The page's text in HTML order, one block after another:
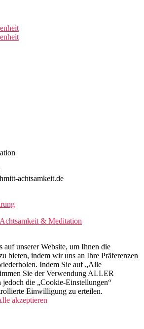
achtsamkeit.de
& Meditation
auf unserer Website, um Ihnen die
bieten, indem wir uns an Ihre Präferenzen
Indem Sie auf „Alle
Sie der Verwendung ALLER
die „Cookie-Einstellungen“
Einwilligung zu erteilen.
akzeptieren